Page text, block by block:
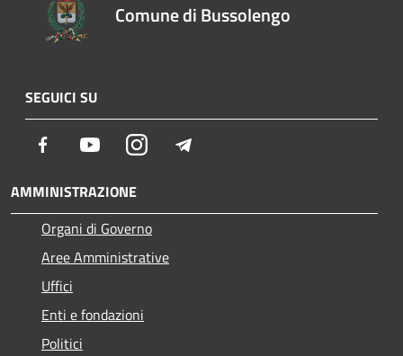
Comune di Bussolengo
SEGUICI SU
Facebook YoutubeInstagram
AMMINISTRAZIONE
Organi di Governo
Aree Amministrative
Uffici
Enti e fondazioni
Politici